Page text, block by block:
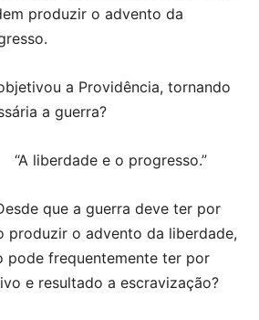
produzir o advento da
a Providência, tornando
a guerra?
“A liberdade e o progresso.”
que a guerra deve ter por
produzir o advento da liberdade,
pode frequentemente ter por
e resultado a escravização?